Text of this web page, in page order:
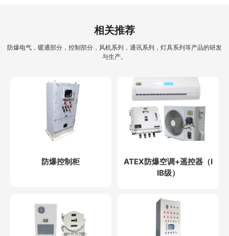
相关推荐
防爆电气，暖通部分，控制部分，风机系列，通讯系列，灯具系列等产品的研发
与生产。
防爆控制柜
ATEX防爆空调+遥控器（I
IB级）